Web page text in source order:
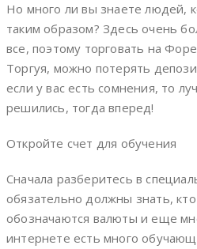
Но много ли вы знаете людей,
таким образом? Здесь очень
все, поэтому торговать на
Торгуя, можно потерять
если у вас есть сомнения, то
решились, тогда вперед!
Откройте счет для обучения
Сначала разберитесь в
обязательно должны знать,
обозначаются валюты и еще
интернете есть много